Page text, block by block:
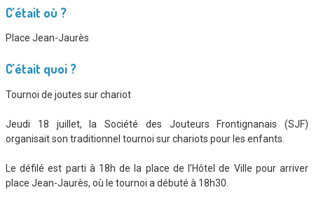
C’était où ?
Place Jean-Jaurès
C’était quoi ?
Tournoi de joutes sur chariot
Jeudi 18 juillet, la Société des Jouteurs Frontignanais (SJF)
organisait son traditionnel tournoi sur chariots pour les enfants.
Le défilé est parti à 18h de la place de l’Hôtel de Ville pour arriver
place Jean-Jaurès, où le tournoi a débuté à 18h30.